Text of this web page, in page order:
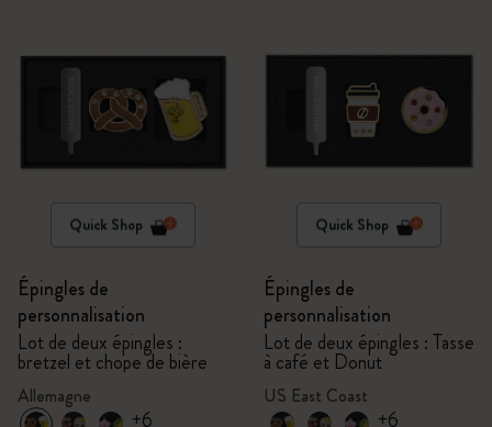
Quick Shop
Épingles de
personnalisation
Lot de deux épingles :
bretzel et chope de bière
Allemagne
+6
Quick Shop
Épingles de
personnalisation
Lot de deux épingles : Tasse
à café et Donut
US East Coast
+6